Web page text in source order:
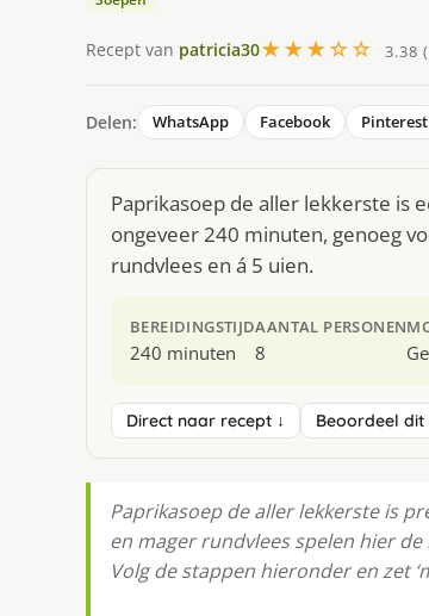
Recept van patricia30★★★☆☆ 3.38
Delen: WhatsApp Facebook Pinterest
Paprikasoep de aller lekkerste is
ongeveer 240 minuten, genoeg
rundvlees en á 5 uien.
BEREIDINGSTIJD
240 minuten
AANTAL PERSONEN
8
Direct naar recept ↓ Beoordeel
Paprikasoep de aller lekkerste is
en mager rundvlees spelen hier
Volg de stappen hieronder en zet